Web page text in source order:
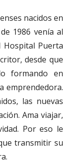
nacidos en
1986 venía al
Puerta
desde que
formando en
emprendedora.
las nuevas
Ama viajar,
Por eso le
transmitir su